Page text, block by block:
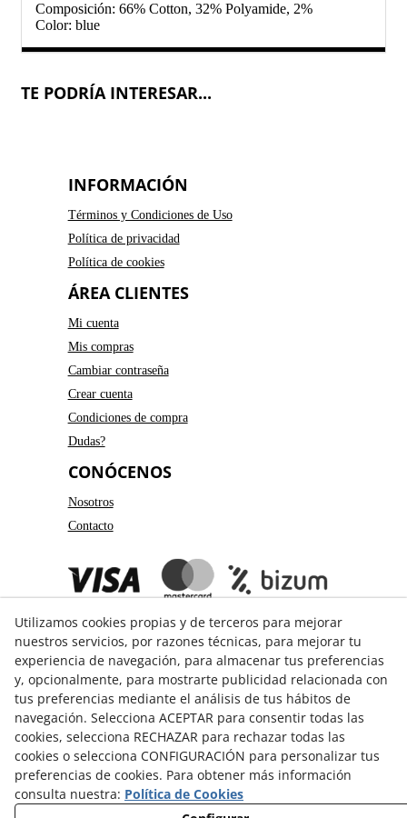
Composición: 66% Cotton, 32% Polyamide, 2%
Color: blue
TE PODRÍA INTERESAR...
INFORMACIÓN
Términos y Condiciones de Uso
Política de privacidad
Política de cookies
ÁREA CLIENTES
Mi cuenta
Mis compras
Cambiar contraseña
Crear cuenta
Condiciones de compra
Dudas?
CONÓCENOS
Nosotros
Contacto
GUÍA DE COMPRA
Formas de pago
Formas de envío
Cambios y devoluciones
Utilizamos cookies propias y de terceros para mejorar
nuestros servicios, por razones técnicas, para mejorar tu
experiencia de navegación, para almacenar tus preferencias
y, opcionalmente, para mostrarte publicidad relacionada con
tus preferencias mediante el análisis de tus hábitos de
navegación. Selecciona ACEPTAR para consentir todas las
cookies, selecciona RECHAZAR para rechazar todas las
cookies o selecciona CONFIGURACIÓN para personalizar tus
preferencias de cookies. Para obtener más información
consulta nuestra: Política de Cookies